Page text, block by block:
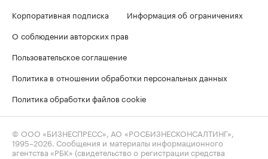
Корпоративная подписка
Информация об ограничениях
О соблюдении авторских прав
Пользовательское соглашение
Политика в отношении обработки персональных данных
Политика обработки файлов cookie
© ООО «БИЗНЕСПРЕСС», АО «РОСБИЗНЕСКОНСАЛТИНГ»,
1995–2026 . Сообщения и материалы информационного
агентства «РБК» (свидетельство о регистрации средства